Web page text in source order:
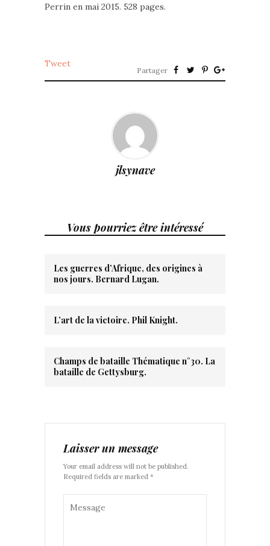
Perrin en mai 2015. 528 pages.
Tweet
Partager
jlsynave
Vous pourriez être intéressé
Les guerres d’Afrique, des origines à
nos jours. Bernard Lugan.
L’art de la victoire. Phil Knight.
Champs de bataille Thématique n°30. La
bataille de Gettysburg.
Laisser un message
Your email address will not be published.
Required fields are marked *